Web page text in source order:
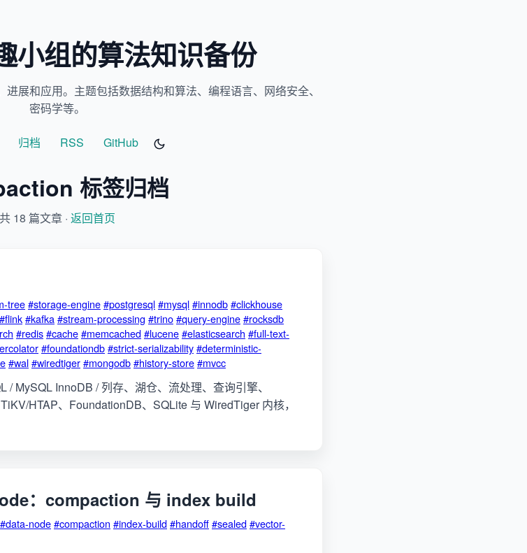
小组的算法知识备份
展和应用。主题包括数据结构和算法、编程语言、网络安全、
密码学等。
归档 RSS GitHub
标签归档
共 18 篇文章 · 返回首页
tree#storage-engine#postgresql#mysql#innodb#clickhouse
#flink#kafka#stream-processing #trino#query-engine#rocksdb
#redis#cache#memcached#lucene#elasticsearch #full-text-
#foundationdb#strict-serializability#deterministic-
#wal#wiredtiger#mongodb#history-store#mvcc
MySQL InnoDB / 列存、湖仓、流处理、查询引擎、
HTAP、FoundationDB、SQLite 与 WiredTiger 内核，
：compaction 与 index build
#data-node#compaction #index-build#handoff#sealed#vector-